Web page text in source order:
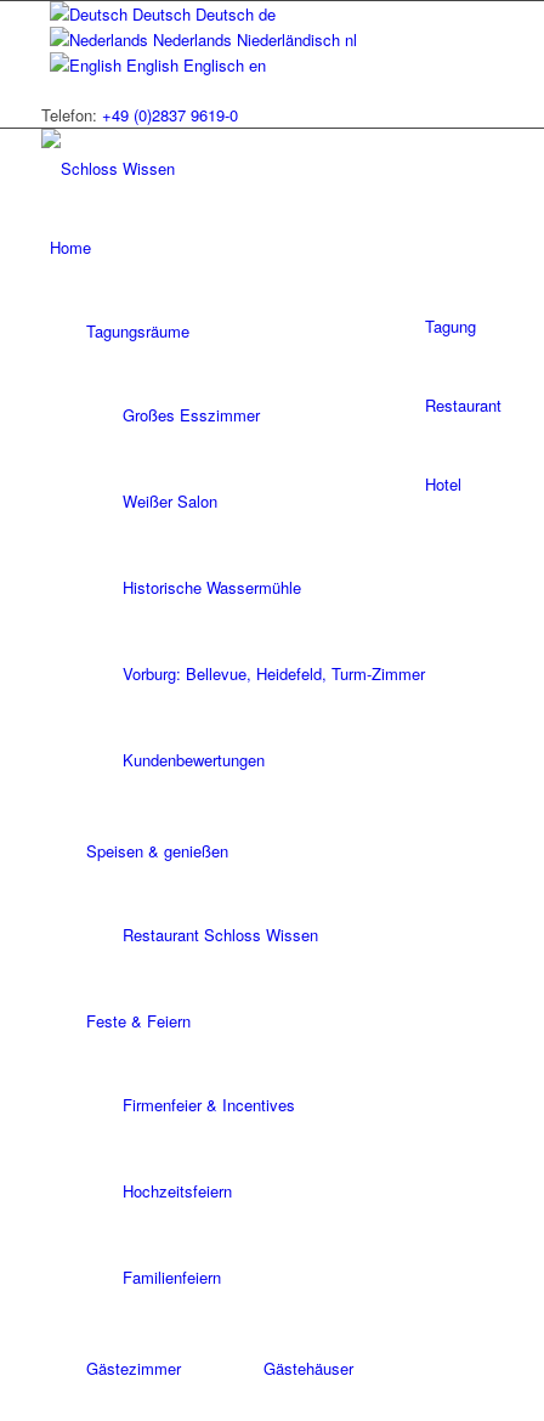
Deutsch Deutsch de
Nederlands Niederländisch nl
English Englisch en
Telefon: +49 (0)2837 9619-0
Home
Tagung
Tagungsräume
Großes Esszimmer
Weißer Salon
Historische Wassermühle
Vorburg: Bellevue, Heidefeld, Turm-Zimmer
Kundenbewertungen
Restaurant
Speisen & genießen
Restaurant Schloss Wissen
Feste & Feiern
Firmenfeier & Incentives
Hochzeitsfeiern
Familienfeiern
Hotel
Gästezimmer Gästehäuser